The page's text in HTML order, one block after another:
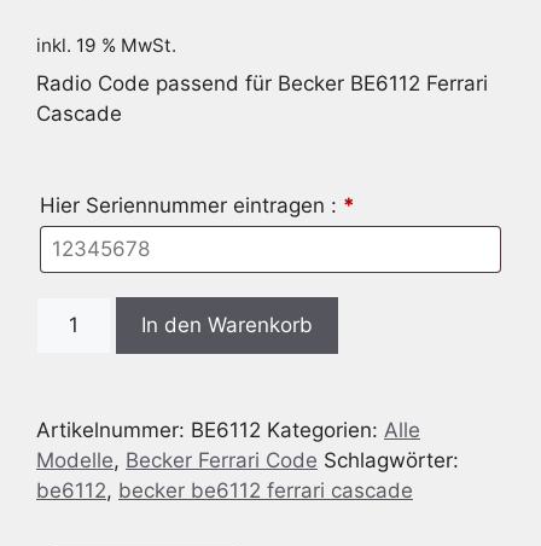
inkl. 19 % MwSt.
Radio Code passend für Becker BE6112 Ferrari
Cascade
Hier Seriennummer eintragen : *
Code
Becker
BE6112
Ferrari
In den Warenkorb
Artikelnummer: BE6112 Kategorien: Alle
Modelle, Becker Ferrari Code Schlagwörter:
be6112, becker be6112 ferrari cascade